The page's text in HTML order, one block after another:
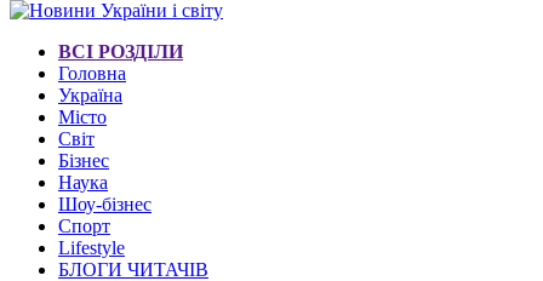
ВСІ РОЗДІЛИ
Головна
Україна
Місто
Світ
Бізнес
Наука
Шоу-бізнес
Спорт
Lifestyle
БЛОГИ ЧИТАЧІВ